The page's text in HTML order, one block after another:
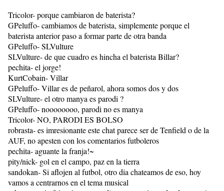
Tricolor- porque cambiaron de baterista?
GPeluffo- cambiamos de baterista, simplemente porque el
baterista anterior paso a formar parte de otra banda
GPeluffo- SLVulture
SLVulture- de que cuadro es hincha el baterista Billar?
pechita- el jorge!
KurtCobain- Villar
GPeluffo- Villar es de peñarol, ahora somos dos y dos
SLVulture- el otro manya es parodi ?
GPeluffo- noooooooo, parodi no es manya
Tricolor- NO, PARODI ES BOLSO
robrasta- es imresionante este chat parece ser de Tenfield o de la
AUF, no apesten con los comentarios futboleros
pechita- aguante la franja!~
pity/nick- gol en el campo, paz en la tierra
sandokan- Si aflojen al futbol, otro dia chateamos de eso, hoy
vamos a centrarnos en el tema musical